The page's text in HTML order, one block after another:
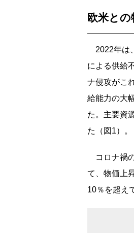
欧米と
2022年は
による供給
ナ侵攻がこ
給能力の大
た。主要資
た（図1）。
コロナ禍
て、物価上
10％を超え